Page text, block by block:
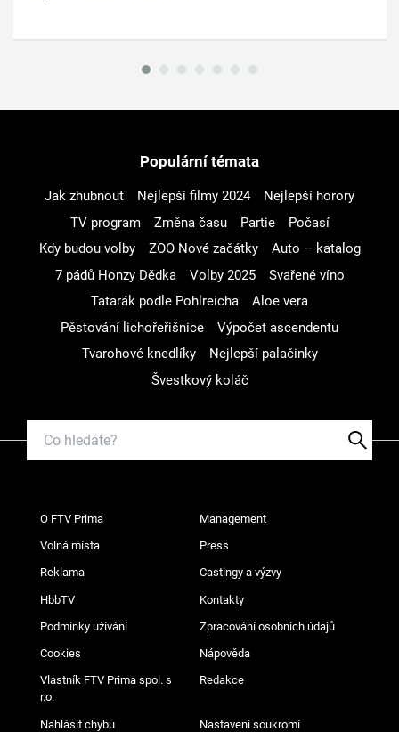
Populární témata
Jak zhubnout Nejlepší filmy 2024
Nejlepší horory
TV program
Změna času Partie
Počasí
Kdy budou volby
ZOO Nové začátky
Auto – katalog
7 pádů Honzy Dědka
Volby 2025
Svařené víno
Tatarák podle Pohlreicha
Aloe vera
Pěstování lichořeřišnice
Výpočet ascendentu
Tvarohové knedlíky
Nejlepší palačinky
Švestkový koláč
O FTV Prima Management
Volná místa Press
Reklama Castingy a výzvy
HbbTV Kontakty
Podmínky užívání Zpracování osobních údajů
Cookies Nápověda
Vlastník FTV Prima spol. s
r.o.
Redakce
Nahlásit chybu Nastavení soukromí